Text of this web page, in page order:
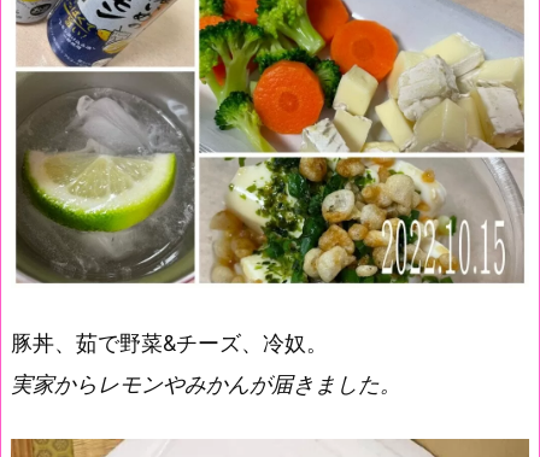
豚丼、茹で野菜&チーズ、冷奴。
実家からレモンやみかんが届きました。